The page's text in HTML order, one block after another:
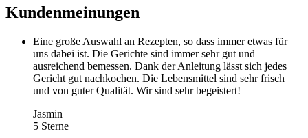
Kundenmeinungen
Eine große Auswahl an Rezepten, so dass immer etwas für
uns dabei ist. Die Gerichte sind immer sehr gut und
ausreichend bemessen. Dank der Anleitung lässt sich jedes
Gericht gut nachkochen. Die Lebensmittel sind sehr frisch
und von guter Qualität. Wir sind sehr begeistert!
Jasmin
5 Sterne